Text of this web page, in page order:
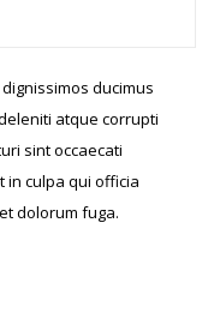
ducimus
atque corrupti
sint occaecati
in culpa qui officia
dolorum fuga.